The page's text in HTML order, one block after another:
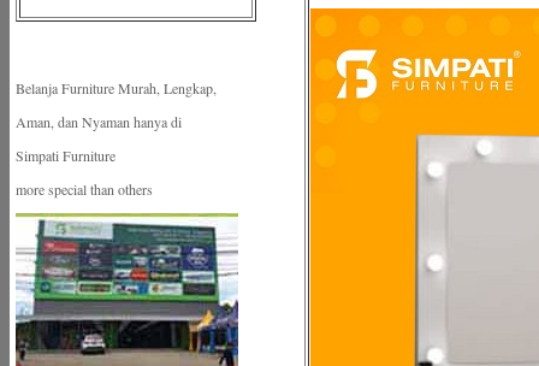
Belanja Furniture Murah, Lengkap,
Aman, dan Nyaman hanya di
Simpati Furniture
more special than others